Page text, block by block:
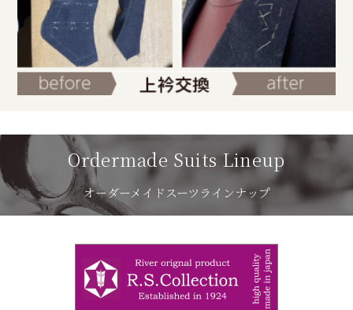
Ordermade Suits Lineup
オーダーメイドスーツラインナップ